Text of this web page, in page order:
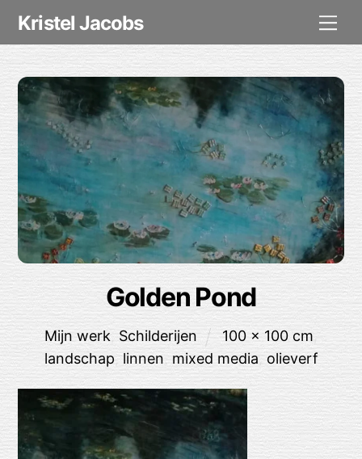
Skip
content
Kristel Jacobs
Golden Pond
Mijn werk, Schilderijen 100 x 100 cm
landschap,linnen, mixed media, olieverf